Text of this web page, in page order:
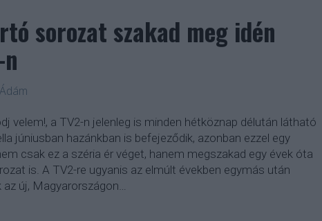
sorozat szakad meg idén
velem!, a TV2-n jelenleg is minden hétköznap délután látható
júniusban hazánkban is befejeződik, azonban ezzel egy
csak ez a széria ér véget, hanem megszakad egy évek óta
is. A TV2-re ugyanis az elmúlt években egymás után
az új, Magyarországon…